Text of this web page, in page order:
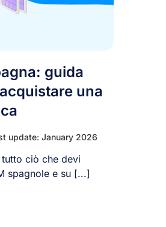
guida
una
update: January 2026
ciò che devi
spagnole e su [...]